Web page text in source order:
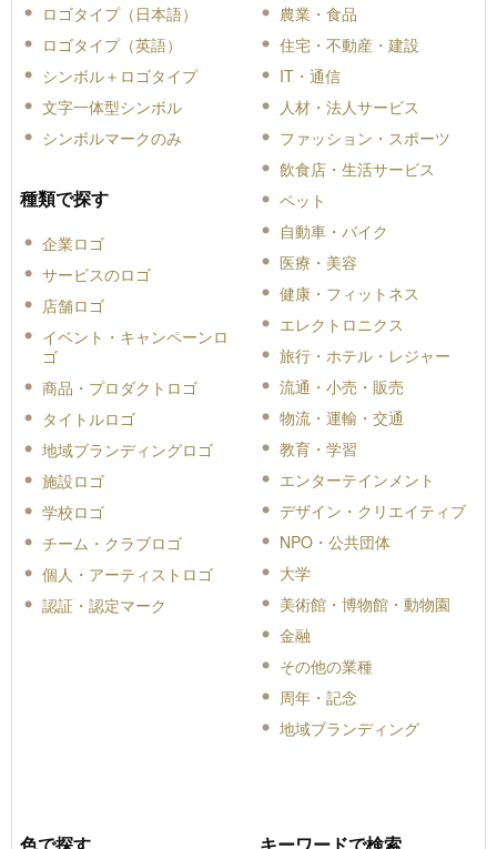
ロゴタイプ（日本語）
ロゴタイプ（英語）
シンボル＋ロゴタイプ
文字一体型シンボル
シンボルマークのみ
種類で探す
企業ロゴ
サービスのロゴ
店舗ロゴ
イベント・キャンペーンロ
ゴ
商品・プロダクトロゴ
タイトルロゴ
地域ブランディングロゴ
施設ロゴ
学校ロゴ
チーム・クラブロゴ
個人・アーティストロゴ
認証・認定マーク
農業・食品
住宅・不動産・建設
IT・通信
人材・法人サービス
ファッション・スポーツ
飲食店・生活サービス
ペット
自動車・バイク
医療・美容
健康・フィットネス
エレクトロニクス
旅行・ホテル・レジャー
流通・小売・販売
物流・運輸・交通
教育・学習
エンターテインメント
デザイン・クリエイティブ
NPO・公共団体
大学
美術館・博物館・動物園
金融
その他の業種
周年・記念
地域ブランディング
色で探す キーワードで検索